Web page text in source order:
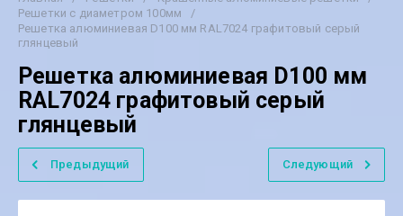
Решетки с диаметром 100мм
/
Решетка алюминиевая D100 мм RAL7024 графитовый серый
глянцевый
Решетка алюминиевая D100 мм
RAL7024 графитовый серый
глянцевый
Предыдущий Следующий